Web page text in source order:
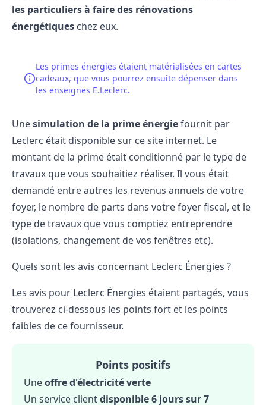
les particuliers à faire des rénovations
énergétiques chez eux.
Les primes énergies étaient matérialisées en cartes
cadeaux, que vous pourrez ensuite dépenser dans
les enseignes E.Leclerc.
Unesimulation de la prime énergiefournit par
Leclerc était disponible sur ce site internet. Le
montant de la prime était conditionné par le type de
travaux que vous souhaitiez réaliser. Il vous était
demandé entre autres les revenus annuels de votre
foyer, le nombre de parts dans votre foyer fiscal, et le
type de travaux que vous comptiez entreprendre
(isolations, changement de vos fenêtres etc).
Quels sont les avis concernant Leclerc Énergies ?
Les avis pour Leclerc Énergies étaient partagés, vous
trouverez ci-dessous les points fort et les points
faibles de ce fournisseur.
Points positifs
Uneoffre d'électricité verte
Un service clientdisponible 6 jours sur 7